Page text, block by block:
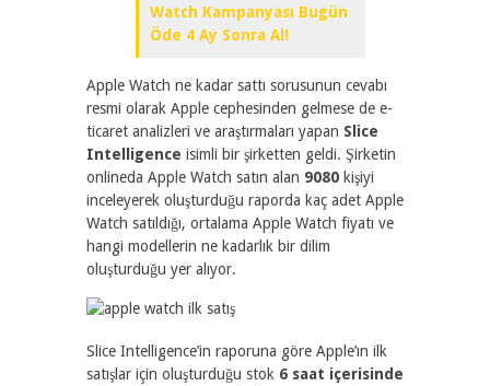
Watch Kampanyası Bugün
Öde 4 Ay Sonra Al!
Apple Watch ne kadar sattı sorusunun cevabı
resmi olarak Apple cephesinden gelmese de e-
ticaret analizleri ve araştırmaları yapan Slice
Intelligence isimli bir şirketten geldi. Şirketin
onlineda Apple Watch satın alan 9080 kişiyi
inceleyerek oluşturduğu raporda kaç adet Apple
Watch satıldığı, ortalama Apple Watch fiyatı ve
hangi modellerin ne kadarlık bir dilim
oluşturduğu yer alıyor.
Slice Intelligence’in raporuna göre Apple’ın ilk
satışlar için oluşturduğu stok 6 saat içerisinde